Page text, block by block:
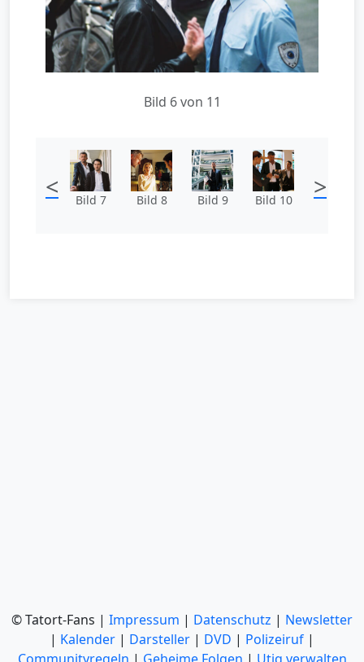
Bild 6 von 11
< Bild 7 Bild 8 Bild 9 Bild 10 >
© Tatort-Fans | Impressum | Datenschutz | Newsletter
| Kalender | Darsteller | DVD | Polizeiruf |